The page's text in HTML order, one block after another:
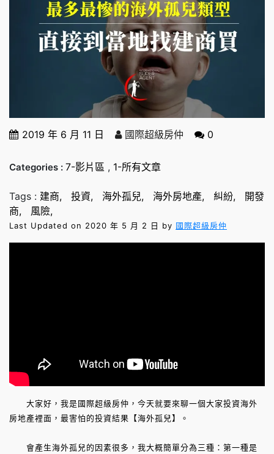
2019 年 6 月 11 日 國際超級房仲 0
Categories : 7-影片區 , 1-所有文章
Tags : 建商 投資 海外孤兒 海外房地產 糾紛
開發
商
風險
Last Updated on 2020 年 5 月 2 日 by 國際超級房仲
大家好，我是國際超級房仲，今天就要來聊一個大家投資海外
房地產裡面，最害怕的投資結果【海外孤兒】。
會產生海外孤兒的因素很多，我大概簡單分為三種：第一種是